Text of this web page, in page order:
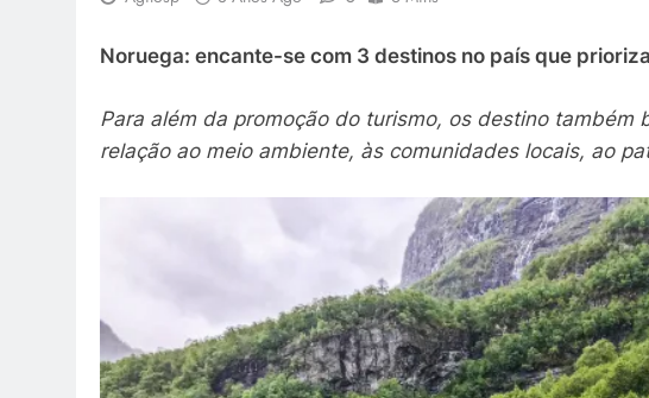
Noruega: encante-se com 3 destinos no país que
Para além da promoção do turismo, os destino também
relação ao meio ambiente, às comunidades locais, ao